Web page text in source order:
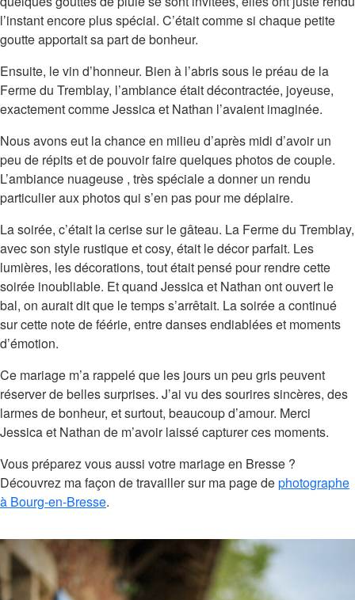
l’instant encore plus spécial. C’était comme si chaque petite
goutte apportait sa part de bonheur.
Ensuite, le vin d’honneur. Bien à l’abris sous le préau de la
Ferme du Tremblay, l’ambiance était décontractée, joyeuse,
exactement comme Jessica et Nathan l’avaient imaginée.
Nous avons eut la chance en milieu d’après midi d’avoir un
peu de répits et de pouvoir faire quelques photos de couple.
L’ambiance nuageuse , très spéciale a donner un rendu
particulier aux photos qui s’en pas pour me déplaire.
La soirée, c’était la cerise sur le gâteau. La Ferme du Tremblay,
avec son style rustique et cosy, était le décor parfait. Les
lumières, les décorations, tout était pensé pour rendre cette
soirée inoubliable. Et quand Jessica et Nathan ont ouvert le
bal, on aurait dit que le temps s’arrêtait. La soirée a continué
sur cette note de féérie, entre danses endiablées et moments
d’émotion.
Ce mariage m’a rappelé que les jours un peu gris peuvent
réserver de belles surprises. J’ai vu des sourires sincères, des
larmes de bonheur, et surtout, beaucoup d’amour. Merci
Jessica et Nathan de m’avoir laissé capturer ces moments.
Vous préparez vous aussi votre mariage en Bresse ?
Découvrez ma façon de travailler sur ma page dephotographe
à Bourg-en-Bresse.